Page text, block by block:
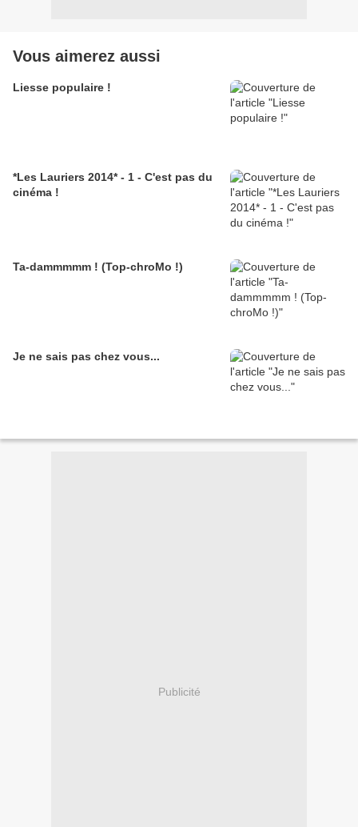
Vous aimerez aussi
Liesse populaire !
*Les Lauriers 2014* - 1 - C'est pas du
cinéma !
Ta-dammmmm ! (Top-chroMo !)
Je ne sais pas chez vous...
Publicité